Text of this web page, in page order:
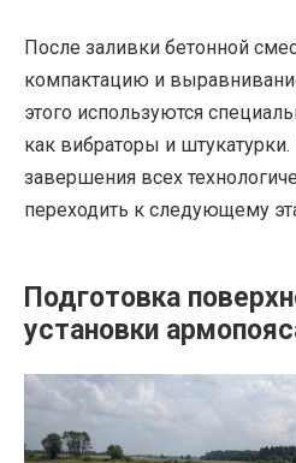
После заливки бетонной
компактацию и
этого используются
как вибраторы и
завершения всех
переходить к следующему
Подготовка
установки